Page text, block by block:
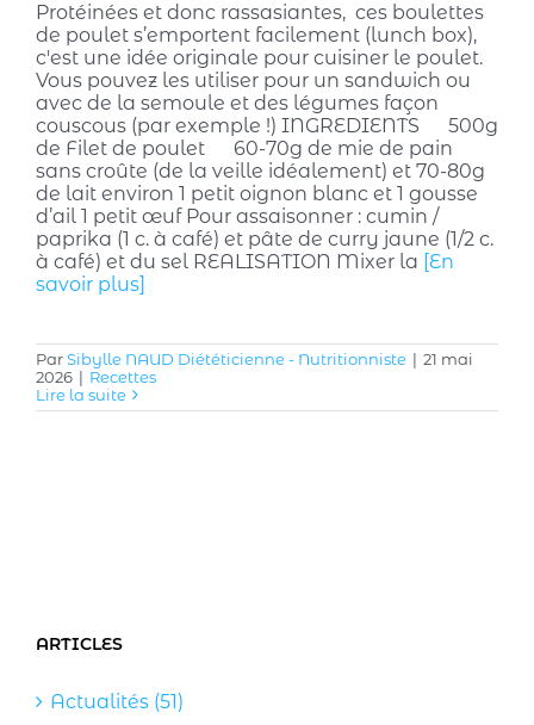
Protéinées et donc rassasiantes, ces boulettes
de poulet s’emportent facilement (lunch box),
c'est une idée originale pour cuisiner le poulet.
Vous pouvez les utiliser pour un sandwich ou
avec de la semoule et des légumes façon
couscous (par exemple !) INGREDIENTS 500g
de Filet de poulet 60-70g de mie de pain
sans croûte (de la veille idéalement) et 70-80g
de lait environ 1 petit oignon blanc et 1 gousse
d’ail 1 petit œuf Pour assaisonner : cumin /
paprika (1 c. à café) et pâte de curry jaune (1/2 c.
à café) et du sel REALISATION Mixer la [En
savoir plus]
ParSibylle NAUD Diététicienne - Nutritionniste | 21 mai
2026 | Recettes
Lire la suite
ARTICLES
Actualités (51)